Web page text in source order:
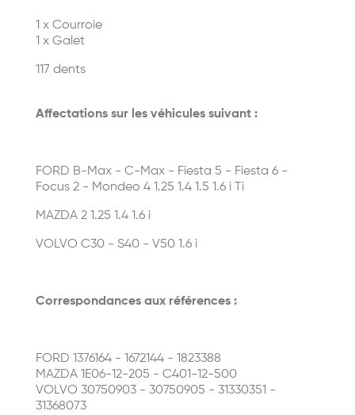
1 x Courroie
1 x Galet
117 dents
Affectations sur les véhicules suivant :
FORD B-Max - C-Max - Fiesta 5 - Fiesta 6 -
Focus 2 - Mondeo 4 1.25 1.4 1.5 1.6 i Ti
MAZDA 2 1.25 1.4 1.6 i
VOLVO C30 - S40 - V50 1.6 i
Correspondances aux références :
FORD 1376164 - 1672144 - 1823388
MAZDA 1E06-12-205 - C401-12-500
VOLVO 30750903 - 30750905 - 31330351 -
31368073